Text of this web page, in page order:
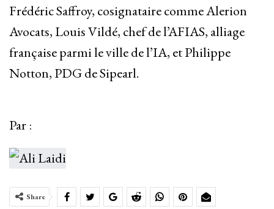
Frédéric Saffroy, cosignataire comme Alerion
Avocats, Louis Vildé, chef de l’AFIAS, alliage
française parmi le ville de l’IA, et Philippe
Notton, PDG de Sipearl.
Par :
Share